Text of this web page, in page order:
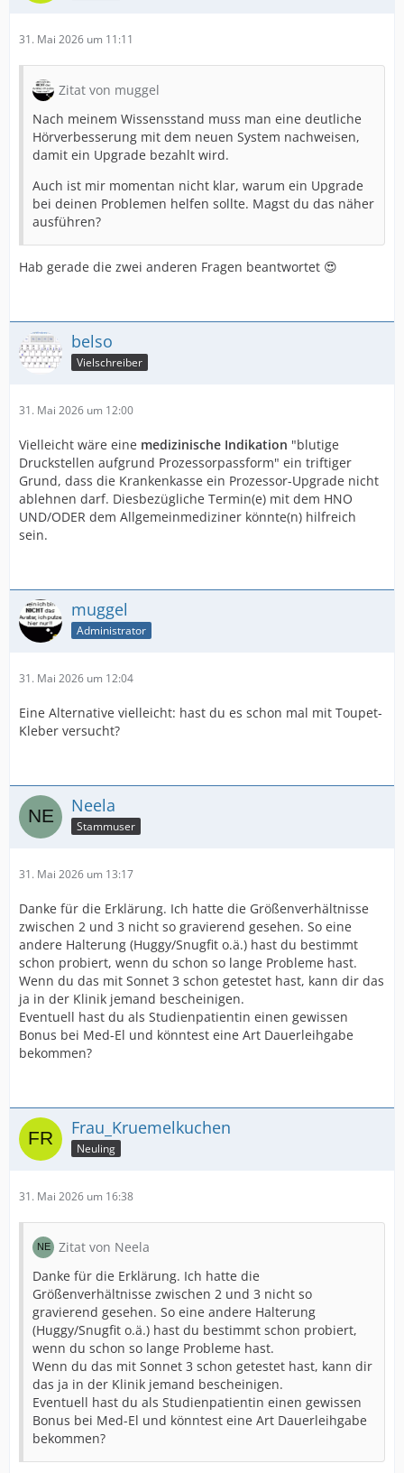
31. Mai 2026 um 11:11
Zitat von muggel
Nach meinem Wissensstand muss man eine deutliche
Hörverbesserung mit dem neuen System nachweisen,
damit ein Upgrade bezahlt wird.
Auch ist mir momentan nicht klar, warum ein Upgrade
bei deinen Problemen helfen sollte. Magst du das näher
ausführen?
Hab gerade die zwei anderen Fragen beantwortet 😍
belso
Vielschreiber
31. Mai 2026 um 12:00
Vielleicht wäre eine medizinische Indikation "blutige
Druckstellen aufgrund Prozessorpassform" ein triftiger
Grund, dass die Krankenkasse ein Prozessor-Upgrade nicht
ablehnen darf. Diesbezügliche Termin(e) mit dem HNO
UND/ODER dem Allgemeinmediziner könnte(n) hilfreich
sein.
muggel
Administrator
31. Mai 2026 um 12:04
Eine Alternative vielleicht: hast du es schon mal mit Toupet-
Kleber versucht?
Neela
Stammuser
31. Mai 2026 um 13:17
Danke für die Erklärung. Ich hatte die Größenverhältnisse
zwischen 2 und 3 nicht so gravierend gesehen. So eine
andere Halterung (Huggy/Snugfit o.ä.) hast du bestimmt
schon probiert, wenn du schon so lange Probleme hast.
Wenn du das mit Sonnet 3 schon getestet hast, kann dir das
ja in der Klinik jemand bescheinigen.
Eventuell hast du als Studienpatientin einen gewissen
Bonus bei Med-El und könntest eine Art Dauerleihgabe
bekommen?
Frau_Kruemelkuchen
Neuling
31. Mai 2026 um 16:38
Zitat von Neela
Danke für die Erklärung. Ich hatte die
Größenverhältnisse zwischen 2 und 3 nicht so
gravierend gesehen. So eine andere Halterung
(Huggy/Snugfit o.ä.) hast du bestimmt schon probiert,
wenn du schon so lange Probleme hast.
Wenn du das mit Sonnet 3 schon getestet hast, kann dir
das ja in der Klinik jemand bescheinigen.
Eventuell hast du als Studienpatientin einen gewissen
Bonus bei Med-El und könntest eine Art Dauerleihgabe
bekommen?